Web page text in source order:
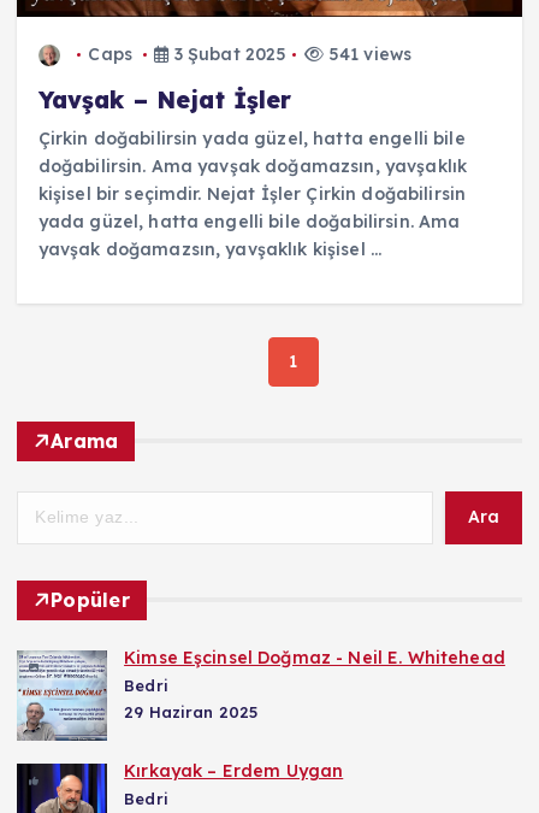
Caps 3 Şubat 2025 541 views
Yavşak – Nejat İşler
Çirkin doğabilirsin yada güzel, hatta engelli bile
doğabilirsin. Ama yavşak doğamazsın, yavşaklık
kişisel bir seçimdir. Nejat İşler Çirkin doğabilirsin
yada güzel, hatta engelli bile doğabilirsin. Ama
yavşak doğamazsın, yavşaklık kişisel ...
1
Arama
Ara
Popüler
Kimse Eşcinsel Doğmaz - Neil E. Whitehead
Bedri
29 Haziran 2025
Kırkayak – Erdem Uygan
Bedri